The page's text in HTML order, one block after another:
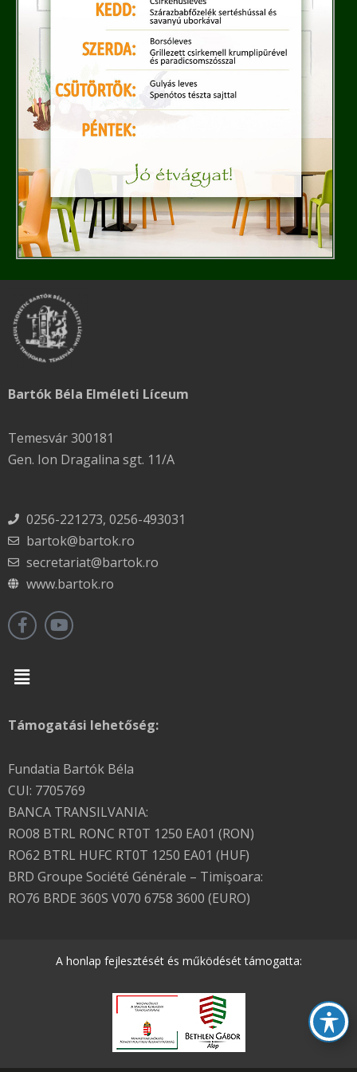
Bartók Béla Elméleti Líceum
Temesvár 300181
Gen. Ion Dragalina sgt. 11/A
0256-221273, 0256-493031
bartok@bartok.ro
secretariat@bartok.ro
www.bartok.ro
Menu
Támogatási lehetőség:
Fundatia Bartók Béla
CUI: 7705769
BANCA TRANSILVANIA:
RO08 BTRL RONC RT0T 1250 EA01 (RON)
RO62 BTRL HUFC RT0T 1250 EA01 (HUF)
BRD Groupe Société Générale – Timişoara:
RO76 BRDE 360S V070 6758 3600 (EURO)
A honlap fejlesztését és működését támogatta: